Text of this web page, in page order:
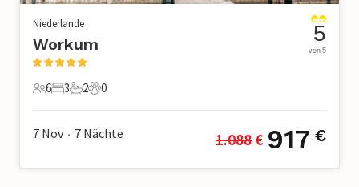
Niederlande
Workum
6 Gäste
6
3 Schlafzimmer
3
2 Badezimmer
2
0 Haustiere
0
5
von 5
7 Nov • 7 Nächte 1.088 € 917 €